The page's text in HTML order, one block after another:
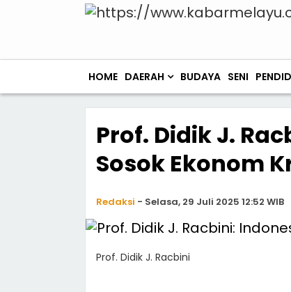
HOME DAERAH BUDAYA SENI
Prof. Didik J.
Sosok Ekonom
Redaksi - Selasa, 29 Juli 2025 12:52 WIB
Prof. Didik J. Racbini